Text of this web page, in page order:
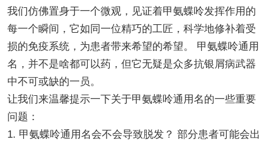
我们仿佛置身于一个微观，见证着甲氨蝶呤发挥作用的
每一个瞬间，它如同一位精巧的工匠，科学地修补着受
损的免疫系统，为患者带来希望的希望。 甲氨蝶呤通用
名，并不是啥都可以药，但它无疑是众多抗银屑病武器
中不可或缺的一员。
让我们来温馨提示一下关于甲氨蝶呤通用名的一些重要
问题：
1. 甲氨蝶呤通用名会不会导致脱发？ 部分患者可能会出